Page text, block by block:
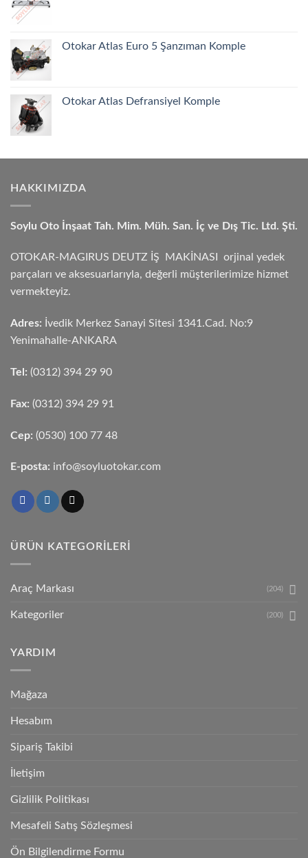
Otokar Atlas Euro 5 Şanzıman Komple
Otokar Atlas Defransiyel Komple
HAKKIMIZDA
Soylu Oto İnşaat Tah. Mim. Müh. San. İç ve Dış Tic. Ltd. Şti.
OTOKAR-MAGIRUS DEUTZ İŞ MAKİNASI orjinal yedek
parçaları ve aksesuarlarıyla, değerli müşterilerimize hizmet
vermekteyiz.
Adres: İvedik Merkez Sanayi Sitesi 1341.Cad. No:9
Yenimahalle-ANKARA
Tel: (0312) 394 29 90
Fax: (0312) 394 29 91
Cep: (0530) 100 77 48
E-posta: info@soyluotokar.com
ÜRÜN KATEGORILERI
Araç Markası (204)
Kategoriler (200)
YARDIM
Mağaza
Hesabım
Sipariş Takibi
İletişim
Gizlilik Politikası
Mesafeli Satış Sözleşmesi
Ön Bilgilendirme Formu